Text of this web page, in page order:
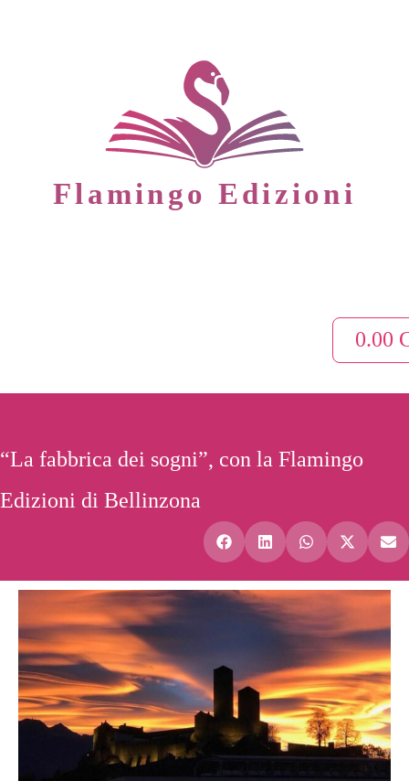
Flamingo Edizioni
0.00
“La fabbrica dei sogni”, con la Flamingo
Edizioni di Bellinzona